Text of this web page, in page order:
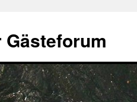
Gästeforum